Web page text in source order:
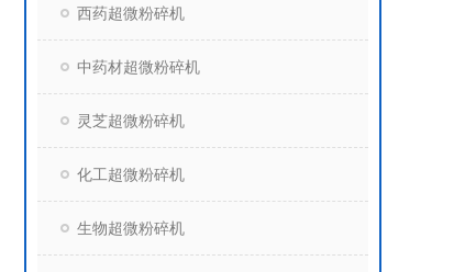
西药超微粉碎机
中药材超微粉碎机
灵芝超微粉碎机
化工超微粉碎机
生物超微粉碎机